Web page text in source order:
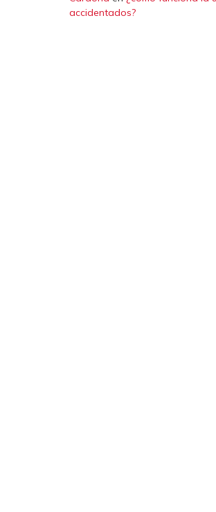
accidentados?